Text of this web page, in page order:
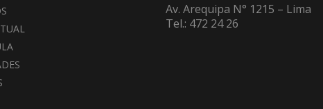
Av. Arequipa N° 1215 – Lima
Tel.: 472 24 26